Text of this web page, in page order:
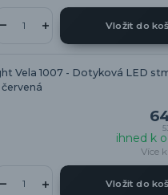
Vložit do
Vela 1007 - Dotyková LED
ihned k
Více
Vložit do